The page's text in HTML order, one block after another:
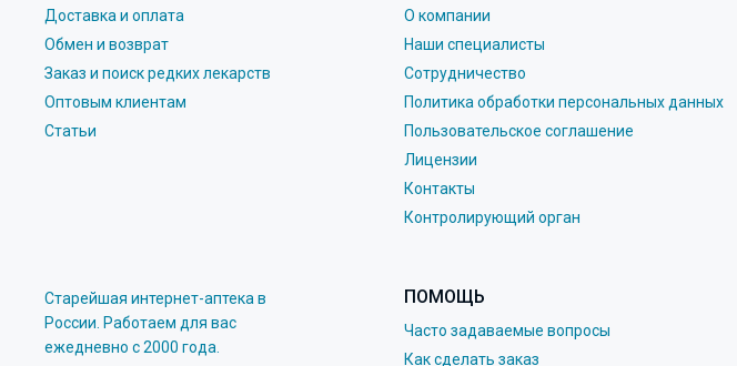
Доставка и оплата
Обмен и возврат
Заказ и поиск редких лекарств
Оптовым клиентам
Статьи
О компании
Наши специалисты
Сотрудничество
Политика обработки персональных данных
Пользовательское соглашение
Лицензии
Контакты
Контролирующий орган
Старейшая интернет-аптека в
России. Работаем для вас
eжедневно с 2000 года.
ПОМОЩЬ
Часто задаваемые вопросы
Как сделать заказ